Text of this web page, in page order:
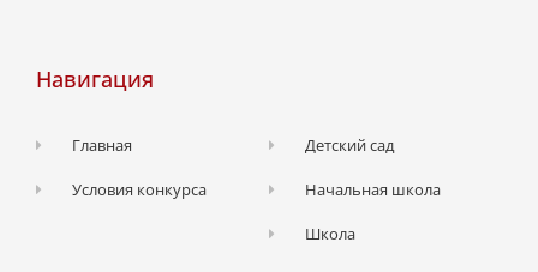
Навигация
Главная
Условия конкурса
Детский сад
Начальная школа
Школа